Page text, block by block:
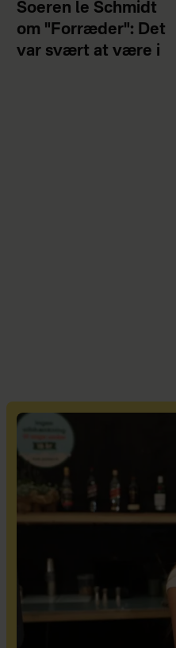
Soeren le Schmidt
om "Forræder": Det
var svært at være i